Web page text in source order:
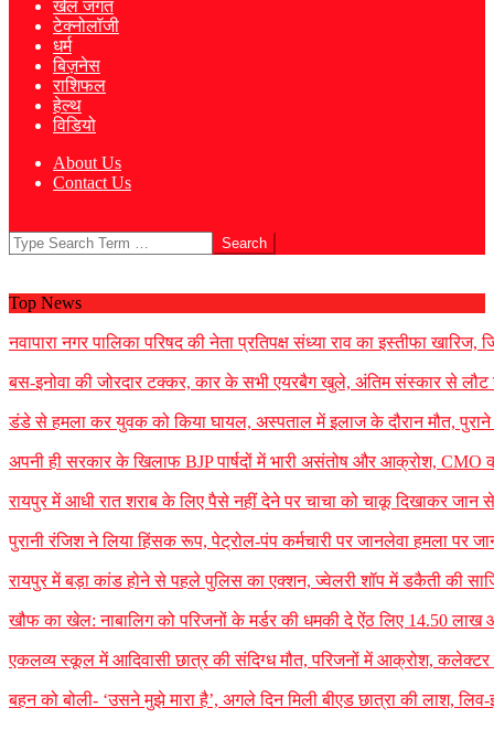
खेल जगत
टेक्नोलॉजी
धर्म
बिज़नेस
राशिफल
हेल्थ
विडियो
About Us
Contact Us
Search
Top News
नवापारा नगर पालिका परिषद की नेता प्रतिपक्ष संध्या राव का इस्तीफा
बस-इनोवा की जोरदार टक्कर, कार के सभी एयरबैग खुले, अंतिम संस्कार से लौट
डंडे से हमला कर युवक को किया घायल, अस्पताल में इलाज के दौरान मौत, पुराने
अपनी ही सरकार के खिलाफ BJP पार्षदों में भारी असंतोष और आक्रोश, CMO
रायपुर में आधी रात शराब के लिए पैसे नहीं देने पर चाचा को चाकू दिखाकर जान से
पुरानी रंजिश ने लिया हिंसक रूप, पेट्रोल-पंप कर्मचारी पर जानलेवा हमला पर
रायपुर में बड़ा कांड होने से पहले पुलिस का एक्शन, ज्वेलरी शॉप में डकैती की
खौफ का खेल: नाबालिग को परिजनों के मर्डर की धमकी दे ऐंठ लिए 14.50 लाख
एकलव्य स्कूल में आदिवासी छात्र की संदिग्ध मौत, परिजनों में आक्रोश, कलेक्टर ने
बहन को बोली- ‘उसने मुझे मारा है’, अगले दिन मिली बीएड छात्रा की लाश,